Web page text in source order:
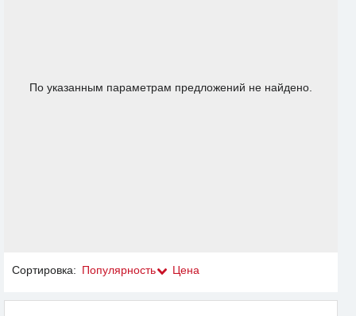
По указанным параметрам предложений не найдено.
Сортировка: Популярность Цена